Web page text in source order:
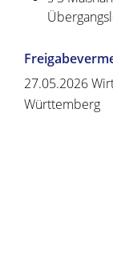
27.05.2026
Württemberg